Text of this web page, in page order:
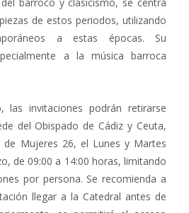
de estos periodos, utilizando
a estas épocas. Su
a la música barroca
las invitaciones podrán retirarse
del Obispado de Cádiz y Ceuta,
Mujeres 26, el Lunes y Martes
de 09:00 a 14:00 horas, limitando
por persona. Se recomienda a
llegar a la Catedral antes de